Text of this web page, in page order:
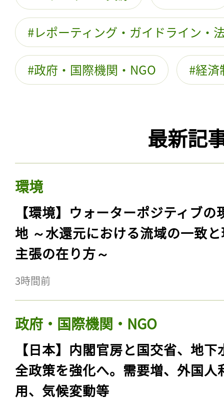
レポーティング・ガイドライン・
政府・国際機関・NGO 経済
最新記
環境
【環境】ウォーターポジティブの
地 ～水還元における流域の一致
主張の在り方～
3時間前
政府・国際機関・NGO
【日本】内閣官房と国交省、地下
全政策を強化へ。需要増、外国人
用、気候変動等